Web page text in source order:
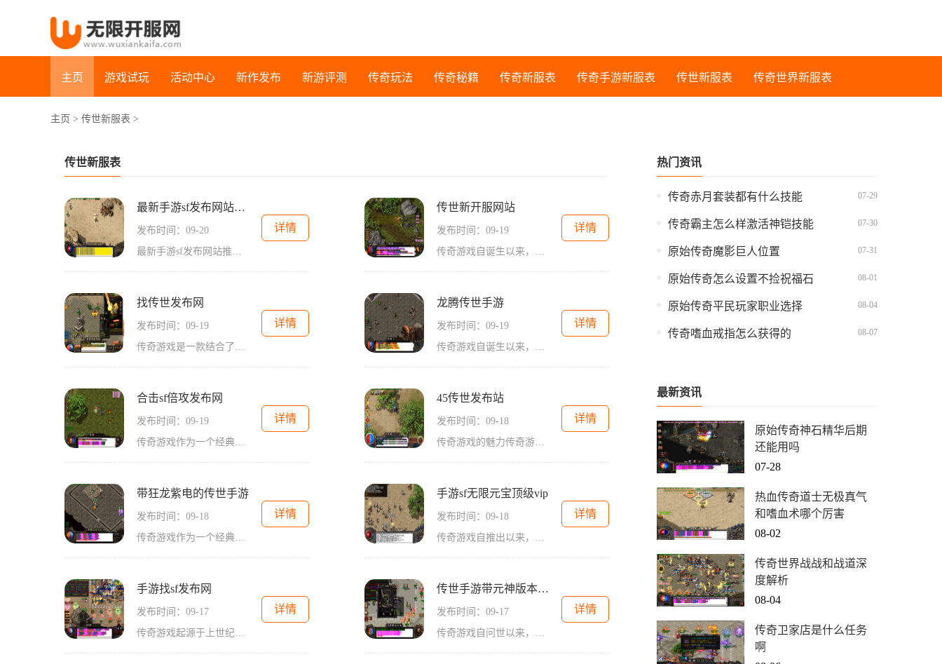
主页 游戏试玩 活动中心 新作发布 新游评测 传奇玩法 传奇秘籍 传奇新服表 传奇手游新服表 传世新服表 传奇世界新服表
主页 > 传世新服表 >
传世新服表
最新手游sf发布网站推荐
发布时间：09-20
最新手游sf发布网站推荐在当今移动游戏市场，传奇游戏凭借其独特的角色扮演体验和深厚的文化底蕴，依旧占据着玩家心中的一席之地。我们将探讨一些最新的手游sf发布网站，帮助你更好地体验传奇游戏的乐趣。传奇游戏的魅力传奇游戏，作为一款经典的角色扮演
详情
传世新开服网站
发布时间：09-19
传奇游戏自诞生以来，就以其开放式的世界和自由度极高的玩法吸引了大量玩家。玩家可以选择不同的职业，如战士、法师、道士等，每个职业都有其独特的技能和特点。战士以高防御和强攻击著称，法师则拥有强大的魔法攻击和群体伤害能力，而道士则擅长辅助和治疗。
详情
找传世发布网
发布时间：09-19
传奇游戏是一款结合了角色扮演和实时战斗的多人在线游戏。玩家可以选择不同的职业，如战士、法师和道士，每个职业都有其独特的技能和特点。战士以高防御和强攻击为主，法师则擅长群体伤害和魔法控制，而道士则以辅助和治疗为主。角色扮演与成长在找传世发布网
详情
龙腾传世手游
发布时间：09-19
传奇游戏自诞生以来，就以其开放的世界和丰富的社交系统，吸引了大量玩家。特别是在龙腾传世手游中，游戏结合了经典传奇的元素，加入了独家原创的内容，让玩家在熟悉的世界中体验到新的乐趣。无论是与好友组队打怪，还是参与公会战、沙巴克等大规模战斗，都能
详情
合击sf倍攻发布网
发布时间：09-19
传奇游戏作为一个经典的网络游戏类型，深受广大玩家的喜爱。它不仅有着丰富的游戏背景和多样的职业选择，还通过角色扮演的方式，让玩家能够深入体验游戏世界的乐趣。在合击sf倍攻发布网上，玩家可以选择战士、法师和道士等经典职业，每个职业都有其独特的技
详情
45传世发布站
发布时间：09-18
传奇游戏的魅力传奇游戏的核心玩法以角色扮演为主，玩家在游戏中可以创建自己的角色，探索广袤的游戏世界，完成各种任务和挑战。游戏中的角色通常有多种职业可供选择，如战士、法师和道士等，每个职业都有其独特的技能和特点。无论是热爱近战的战士，还是擅长
详情
带狂龙紫电的传世手游
发布时间：09-18
传奇游戏作为一个经典的游戏类型，凭借其丰富的职业选择、深厚的背景故事和多样的玩法，吸引了大量的忠实玩家。在带狂龙紫电的传世手游中，玩家将体验到原汁原味的传奇元素，同时也加入了现代游戏设计的创新。角色扮演与职业选择在游戏开始时，玩家可以选择不
详情
手游sf无限元宝顶级vip
发布时间：09-18
传奇游戏自推出以来，便以其独特的游戏机制和丰富的社交系统吸引了大量玩家。在这类游戏中，玩家不仅可以体验到战斗的快感，还可以通过与其他玩家的互动，感受到团队合作的乐趣。手游SF无限元宝顶级VIP正是基于这一核心，提供了丰富的角色扮演元素，让玩
详情
手游找sf发布网
发布时间：09-17
传奇游戏起源于上世纪末，经过多年的发展，已形成一套完整的游戏生态。它不仅仅是一款游戏，更是一种文化现象。玩家们在虚拟世界中追求装备、升级、打怪、PK，与其他玩家互动，形成了紧密的社区关系。角色扮演与职业选择在传奇游戏中，角色扮演是核心玩法之
详情
传世手游带元神版本强化火球术
发布时间：09-17
传奇游戏自问世以来，就以其经典的打怪升级、PK对战机制赢得了广泛的欢迎。在这些游戏中，玩家不仅可以通过战斗获取经验和装备，还能够与其他玩家展开激烈的对战。这种竞争性和合作性让游戏的每一刻都充满了紧张感和期待。传世手游将这一传统玩法进行了进一
详情
热门资讯
传奇赤月套装都有什么技能 07-29
传奇霸主怎么样激活神铠技能 07-30
原始传奇魔影巨人位置 07-31
原始传奇怎么设置不捡祝福石 08-01
原始传奇平民玩家职业选择 08-04
传奇嗜血戒指怎么获得的 08-07
最新资讯
原始传奇神石精华后期
还能用吗
07-28
热血传奇道士无极真气
和嗜血术哪个厉害
08-02
传奇世界战战和战道深
度解析
08-04
传奇卫家店是什么任务
啊